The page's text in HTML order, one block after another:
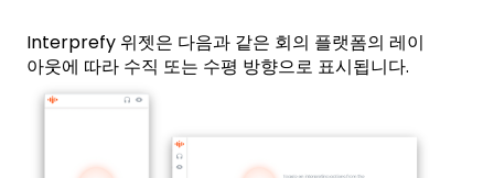
Interprefy 위젯은 다음과 같은 회의 플랫폼의 레이
아웃에 따라 수직 또는 수평 방향으로 표시됩니다.